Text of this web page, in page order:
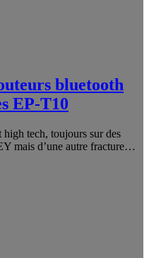
bluetooth
EP-T10
tech, toujours sur des
mais d’une autre fracture…